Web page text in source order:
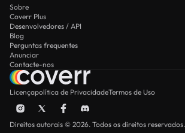
Sobre
Coverr Plus
Desenvolvedores / API
Blog
Perguntas frequentes
Anunciar
Contacte-nos
Licençapolítica de PrivacidadeTermos de Uso
Direitos autorais © 2026. Todos os direitos reservados.